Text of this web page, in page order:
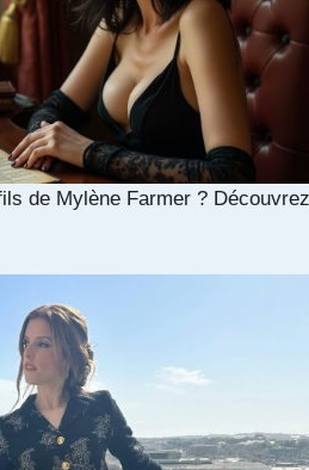
de Mylène Farmer ? Découvrez